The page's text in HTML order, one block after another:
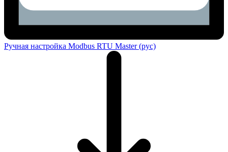
Ручная настройка Modbus RTU Master (рус)